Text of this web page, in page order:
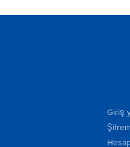
Giriş